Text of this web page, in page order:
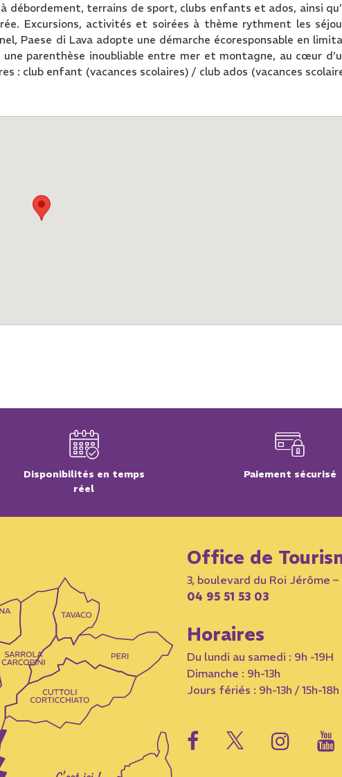
débordement, terrains de sport, clubs enfants et ados, ainsi
Excursions, activités et soirées à thème rythment les
Paese di Lava adopte une démarche écoresponsable en
parenthèse inoubliable entre mer et montagne, au cœur
: club enfant (vacances scolaires) / club ados (vacances
Disponibilités en temps
réel
Paiement sécurisé
Office de
3, boulevard du Roi Jérôme
04 95 51 53 03
Horaires
Du lundi au samedi : 9h -19H
Dimanche : 9h-13h
Jours fériés : 9h-13h / 15h-18h